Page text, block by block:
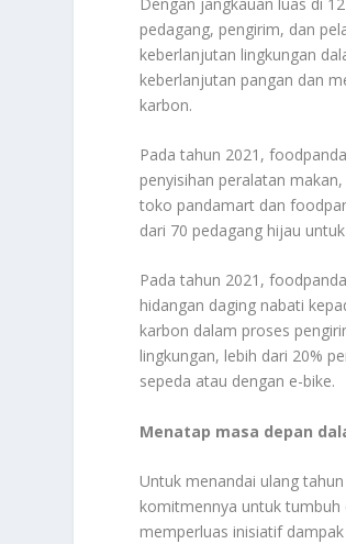
pedagang, pengirim, dan
keberlanjutan lingkungan
keberlanjutan pangan dan
karbon.
Pada tahun 2021,
penyisihan peralatan
toko pandamart dan
dari 70 pedagang hijau
Pada tahun 2021,
hidangan daging nabati
karbon dalam proses
lingkungan, lebih dari 20%
sepeda atau dengan e-bike.
Menatap masa depan
Untuk menandai ulang
komitmennya untuk tumbuh
memperluas inisiatif